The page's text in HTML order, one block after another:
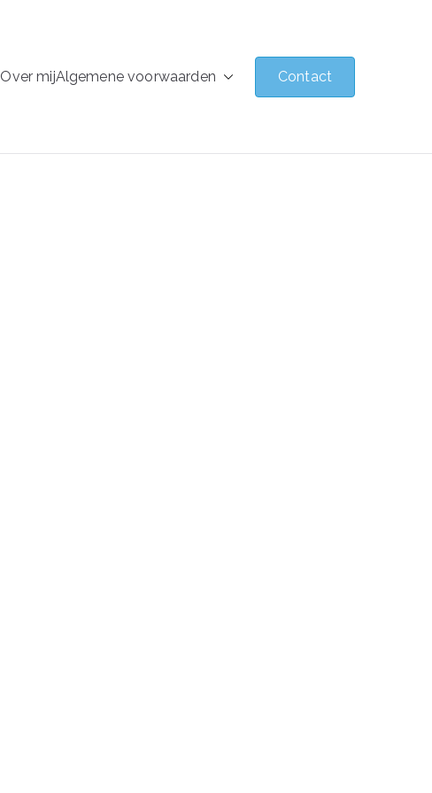
Over mijAlgemene voorwaarden Contact